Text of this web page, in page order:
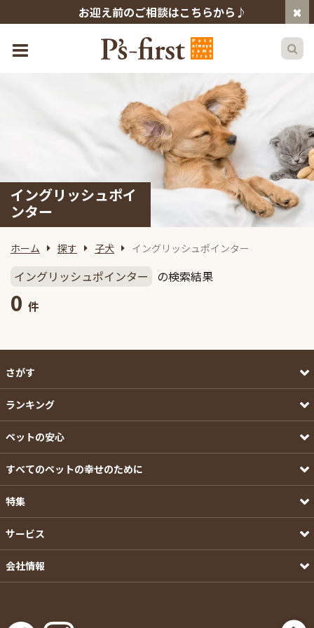
お迎え前のご相談はこちらから♪
イングリッシュポイ
ンター
ホーム 探す 子犬 イングリッシュポインター
イングリッシュポインター の検索結果
0 件
さがす
ランキング
ペットの安心
すべてのペットの幸せのために
特集
サービス
会社情報